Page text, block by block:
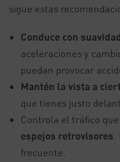
sigue estas
Conduce con suavidad
aceleraciones y
puedan provocar
Mantén la vista a
que tienes justo
Controla el tráfico
espejos retrovisores
frecuente.